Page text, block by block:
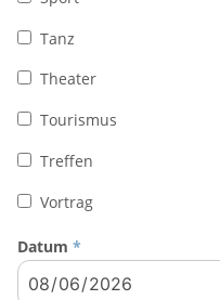
Tanz
Theater
Tourismus
Treffen
Vortrag
Datum *